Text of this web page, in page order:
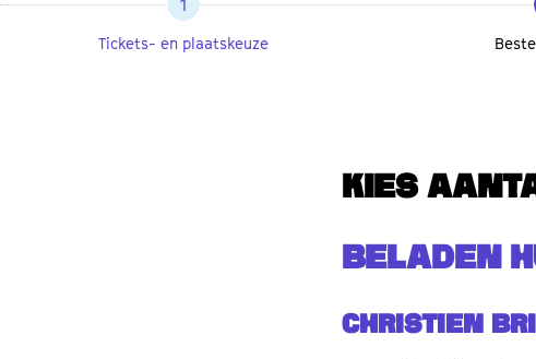
1
Tickets- en plaatskeuze
KIES
BELADEN
Christien